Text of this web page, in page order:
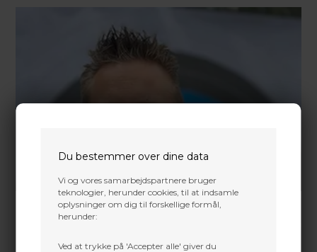
Du bestemmer over dine data
Vi og vores samarbejdspartnere bruger
teknologier, herunder cookies, til at indsamle
oplysninger om dig til forskellige formål,
herunder:
Ved at trykke på 'Accepter alle' giver du